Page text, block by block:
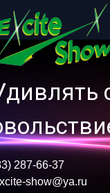
287-66-37
show@ya.ru